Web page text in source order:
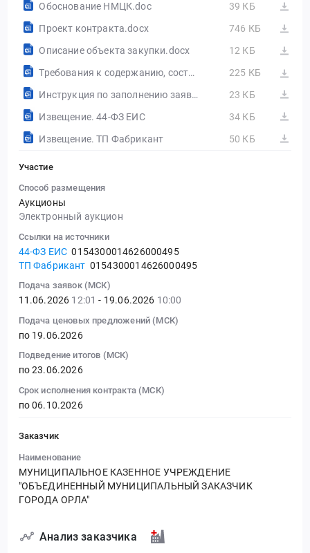
Обоснование НМЦК.doc
39 КБ
Проект контракта.docx
746 КБ
Описание объекта закупки.docx
12 КБ
Требования к содержанию, составу заявки на участие в закупке.doc
225 КБ
Инструкция по заполнению заявки на участие в закупке.docx
23 КБ
Извещение. 44-ФЗ ЕИС
34 КБ
Извещение. ТП Фабрикант
50 КБ
Участие
Способ размещения
Аукционы
Электронный аукцион
Ссылки на источники
44-ФЗ ЕИС 0154300014626000495
ТП Фабрикант 0154300014626000495
Подача заявок (МСК)
11.06.2026 12:01 - 19.06.2026 10:00
Подача ценовых предложений (МСК)
по 19.06.2026
Подведение итогов (МСК)
по 23.06.2026
Срок исполнения контракта (МСК)
по 06.10.2026
Заказчик
Наименование
МУНИЦИПАЛЬНОЕ КАЗЕННОЕ УЧРЕЖДЕНИЕ
"ОБЪЕДИНЕННЫЙ МУНИЦИПАЛЬНЫЙ ЗАКАЗЧИК
ГОРОДА ОРЛА"
Анализ заказчика